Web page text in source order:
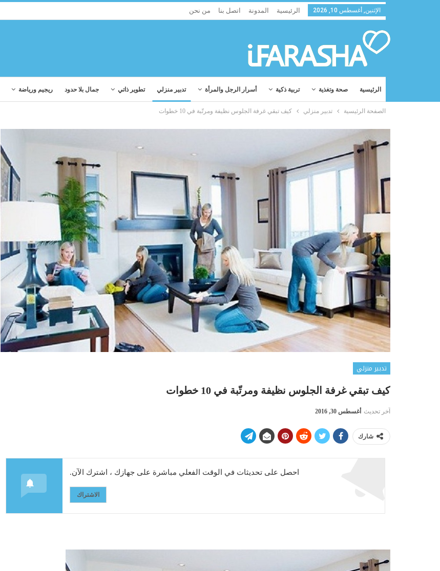
الإثنين, أغسطس 10, 2026 الرئيسية المدونة اتصل بنا من نحن
الرئيسية صحة وتغذية تربية ذكية أسرار الرجل والمرأة تدبير منزلي تطوير ذاتي جمال بلا حدود ريجيم ورياضة
الصفحة الرئيسية تدبير منزلي كيف تبقي غرفة الجلوس نظيفة ومرتّبة في 10 خطوات
تدبير منزلي
كيف تبقي غرفة الجلوس نظيفة ومرتّبة في 10 خطوات
آخر تحديث أغسطس 30, 2016
شارك
احصل على تحديثات في الوقت الفعلي مباشرة على جهازك ، اشترك الآن.
الاشتراك